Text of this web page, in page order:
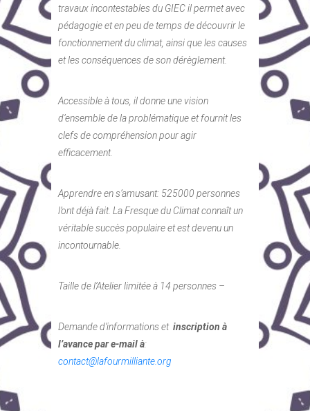
travaux incontestables du GIEC il permet avec
pédagogie et en peu de temps de découvrir le
fonctionnement du climat, ainsi que les causes
et les conséquences de son dérèglement.
Accessible à tous, il donne une vision
d’ensemble de la problématique et fournit les
clefs de compréhension pour agir
efficacement.
Apprendre en s’amusant: 525000 personnes
l’ont déjà fait. La Fresque du Climat connaît un
véritable succès populaire et est devenu un
incontournable.
Taille de l’Atelier limitée à 14 personnes –
Demande d’informations et inscription à
l’avance par e-mail à:
contact@lafourmilliante.org